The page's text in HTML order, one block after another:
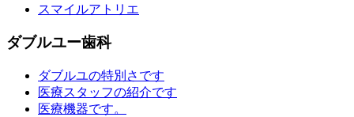
スマイルアトリエ
ダブルユー歯科
ダブルユの特別さです
医療スタッフの紹介です
医療機器です。